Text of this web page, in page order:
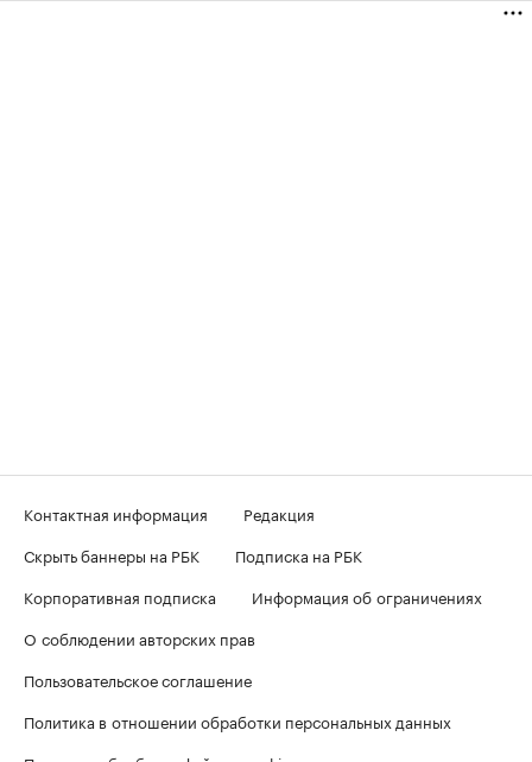
Контактная информация
Редакция
Скрыть баннеры на РБК
Подписка на РБК
Корпоративная подписка
Информация об ограничениях
О соблюдении авторских прав
Пользовательское соглашение
Политика в отношении обработки персональных данных